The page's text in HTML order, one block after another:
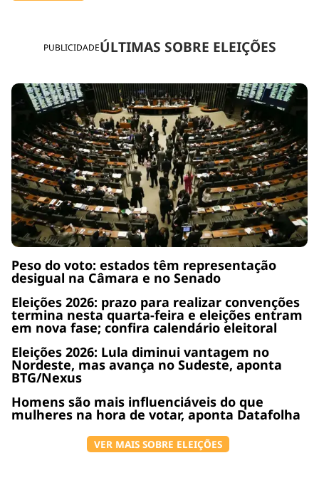
PUBLICIDADEÚLTIMAS SOBRE ELEIÇÕES
Peso do voto: estados têm representação
desigual na Câmara e no Senado
Eleições 2026: prazo para realizar convenções
termina nesta quarta-feira e eleições entram
em nova fase; confira calendário eleitoral
Eleições 2026: Lula diminui vantagem no
Nordeste, mas avança no Sudeste, aponta
BTG/Nexus
Homens são mais influenciáveis do que
mulheres na hora de votar, aponta Datafolha
VER MAIS SOBRE ELEIÇÕES